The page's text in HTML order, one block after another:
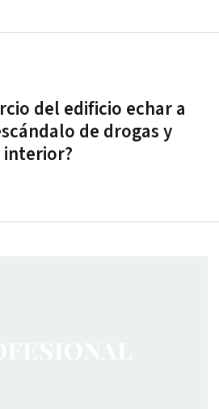
del edificio echar a
de drogas y
interior?